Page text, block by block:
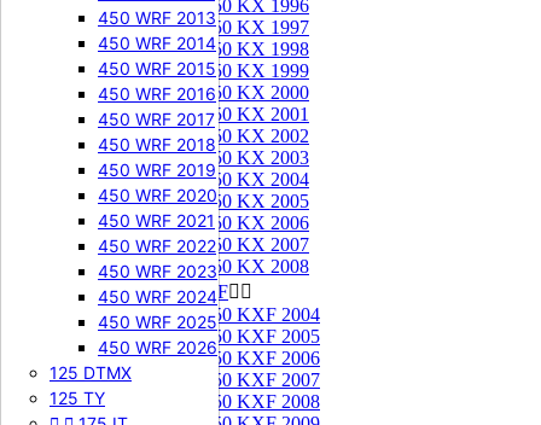
450 WRF 2013
450 WRF 2014
450 WRF 2015
450 WRF 2016
450 WRF 2017
450 WRF 2018
450 WRF 2019
450 WRF 2020
450 WRF 2021
450 WRF 2022
450 WRF 2023
450 WRF 2024
450 WRF 2025
450 WRF 2026
125 DTMX
125 TY
250 KX 1996
250 KX 1997
250 KX 1998
250 KX 1999
250 KX 2000
250 KX 2001
250 KX 2002
250 KX 2003
250 KX 2004
250 KX 2005
250 KX 2006
250 KX 2007
250 KX 2008
250 KXF 
250 KXF 2004
250 KXF 2005
250 KXF 2006
250 KXF 2007
250 KXF 2008